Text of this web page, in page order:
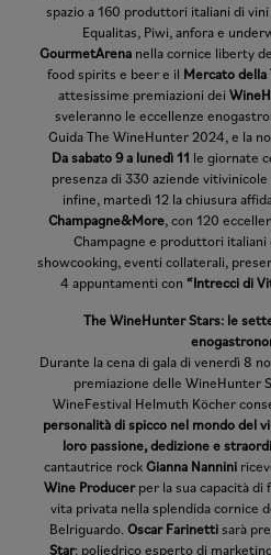
spazio a 160 produttori italiani di vini
Equalitas, Piwi, anfora e
GourmetArena nella cornice liberty
food spirits e beer e il
Mercato della
attesissime premiazioni dei
sveleranno le eccellenze
Guida The WineHunter 2024, e la
Da sabato 9 a lunedì 11
le giornate
presenza di 330 aziende
infine, martedì 12 la chiusura
Champagne&More, con 120
Champagne e produttori italiani
showcooking, eventi collaterali,
4 appuntamenti con “Intrecci di
The WineHunter Stars: le
Durante la cena di gala di venerdì 8
premiazione delle WineHunter
WineFestival Helmuth Köcher
personalità di spicco nel mondo del
loro passione, dedizione e
cantautrice rock Gianna Nannini
Wine Producer per la sua capacità
vita privata nella splendida cornice
Belriguardo. Oscar Farinettisarà
Star: poliedrico esperto di